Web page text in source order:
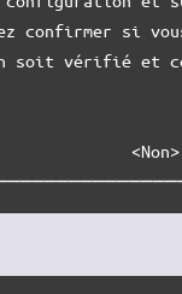
confirmer si
soit vérifié et